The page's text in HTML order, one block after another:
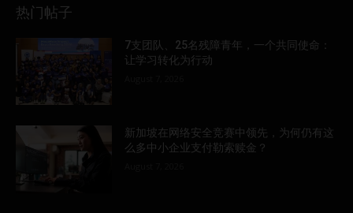
热门帖子
7支团队、25名残障青年，一个共同使命：
让学习转化为行动
新加坡在网络安全竞赛中领先，为何仍有这
么多中小企业支付勒索赎金？